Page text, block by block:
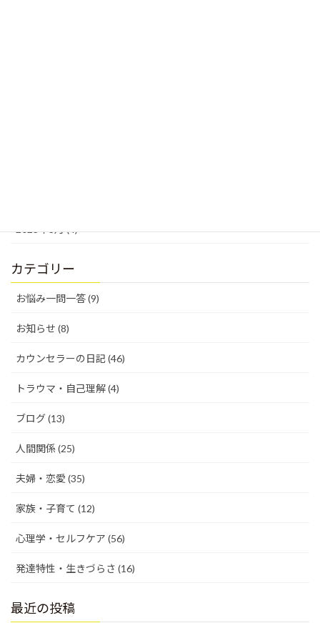
2023年3月 (4)
カテゴリー
お悩み一問一答 (9)
お知らせ (8)
カウンセラーの日記 (46)
トラウマ・自己理解 (4)
ブログ (13)
人間関係 (25)
夫婦・恋愛 (35)
家族・子育て (12)
心理学・セルフケア (56)
発達特性・生きづらさ (16)
最近の投稿